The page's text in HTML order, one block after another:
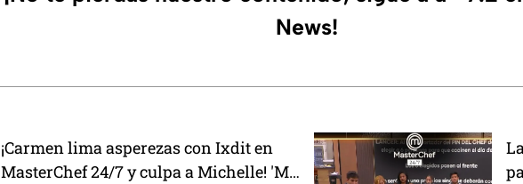
News!
¡Carmen lima asperezas con Ixdit en
MasterChef 24/7 y culpa a Michelle! 'Me